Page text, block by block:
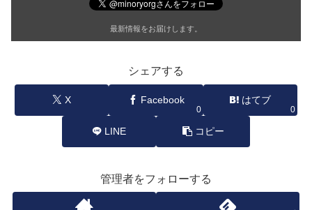
最新情報をお届けします。
シェアする
X Facebook
0
はてブ
0
LINE コピー
管理者をフォローする